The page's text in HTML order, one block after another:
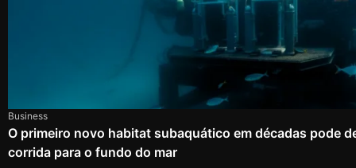
Business
O primeiro novo habitat subaquático em décadas pode
corrida para o fundo do mar